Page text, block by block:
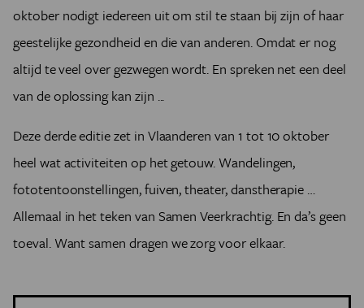
oktober nodigt iedereen uit om stil te staan bij zijn of haar
geestelijke gezondheid en die van anderen. Omdat er nog
altijd te veel over gezwegen wordt. En spreken net een deel
van de oplossing kan zijn ...
Deze derde editie zet in Vlaanderen van 1 tot 10 oktober
heel wat activiteiten op het getouw. Wandelingen,
fototentoonstellingen, fuiven, theater, danstherapie …
Allemaal in het teken van Samen Veerkrachtig. En da’s geen
toeval. Want samen dragen we zorg voor elkaar.